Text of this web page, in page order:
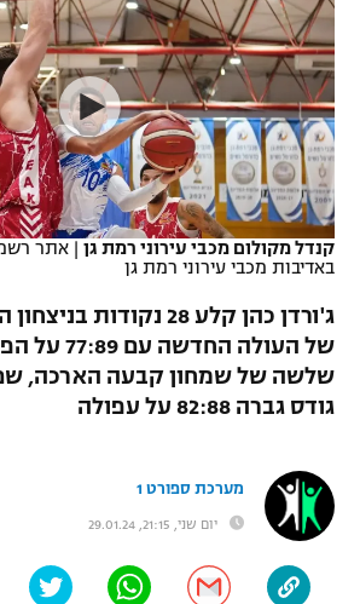
VOD
רץ ברשת
תוצאות
לוח שידורים
ברחבה
"מעל הליגה" – פודקאסט
"מחצית בשכונה" – פודקאסט
נבחרת ישראל
מכבי חיפה
בית"ר ירושלים
מכבי תל אביב
הפועל תל אביב
הפועל חיפה
הפועל באר שבע
בני יהודה
ליגה ספרדית
ליגה איטלקית
ליגה צרפתית
ליגה הולנדית
ליגה סינית
ליגה ברזילאית
כדורסל נשים
מכבי תל אביב
הפועל חולון
הפועל ירושלים
דני אבדיה
יורוליג
יורוקאפ
טניס
כדוריד
כדורעף
שחייה
אגרוף
ספורט אולימפי
UFC
היאבקות WWE
אופניים
קנדל מקולום מכבי עירוני רמת גן | אתר
באדיבות מכבי עירוני רמת גן
ג'ורדן כהן קלע 28 נקודות
של העולה
שלשה של שמחון קבעה הארכה,
גודס גברה 82:88 על עפולה
מערכת ספורט 1
יום שני, 21:15, 29.01.24